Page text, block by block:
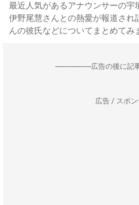
最近人気があるアナウンサーの
伊野尾慧さんとの熱愛が報道され
んの彼氏などについてまとめてみ
--------------------広告の後に記
広告 / スポ